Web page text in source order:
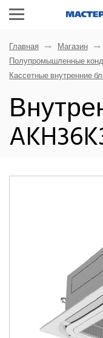
Главная Магазин
Полупромышленные
Кассетные внутренние